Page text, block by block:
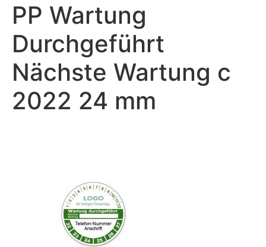
PP Wartung
Durchgeführt
Nächste Wartung c
2022 24 mm